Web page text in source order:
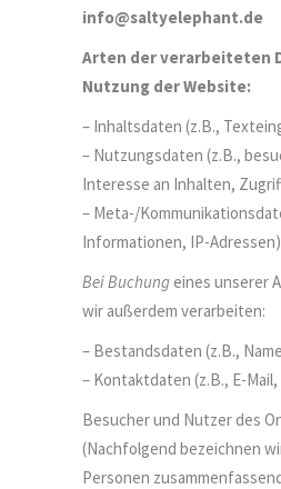
info@saltyelephant.de
Arten der verarbeiteten
Nutzung der Website:
– Inhaltsdaten (z.B.,
– Nutzungsdaten (z.B.,
Interesse an Inhalten,
– Meta-/
Informationen, IP-
Bei Buchung eines unserer
wir außerdem verarbeiten:
– Bestandsdaten (z.B.,
– Kontaktdaten (z.B., E-
Besucher und Nutzer des
(Nachfolgend bezeichnen
Personen